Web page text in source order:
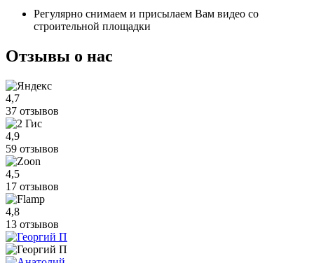
Регулярно снимаем и присылаем Вам видео со
строительной площадки
Отзывы о нас
4,7
37 отзывов
4,9
59 отзывов
4,5
17 отзывов
4,8
13 отзывов